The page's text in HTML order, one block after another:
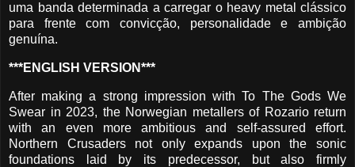
uma banda determinada a carregar o heavy metal clássico
para frente com convicção, personalidade e ambição
genuína.
***ENGLISH VERSION***
After making a strong impression with To The Gods We
Swear in 2023, the Norwegian metallers of Rozario return
with an even more ambitious and self-assured effort.
Northern Crusaders not only expands upon the sonic
foundations laid by its predecessor, but also firmly